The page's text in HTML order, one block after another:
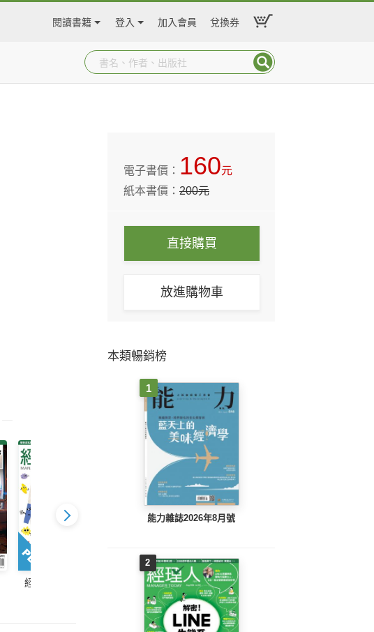
閱讀書籍 登入 加入會員 兌換券
經理人月刊第257期 經理人月刊第256期
電子書價： 160元
紙本書價：200元
直接購買
放進購物車
本類暢銷榜
1
能力雜誌2026年8月號
2